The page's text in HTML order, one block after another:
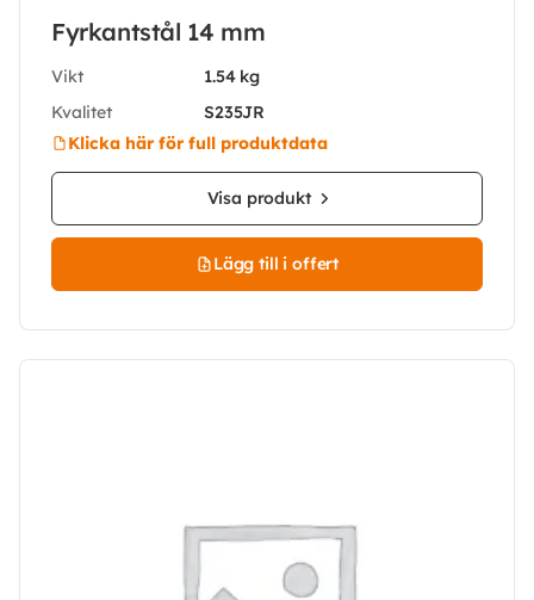
Fyrkantstål 14 mm
Vikt
1.54 kg
Kvalitet
S235JR
Klicka här för full produktdata
Visa produkt
Lägg till i offert